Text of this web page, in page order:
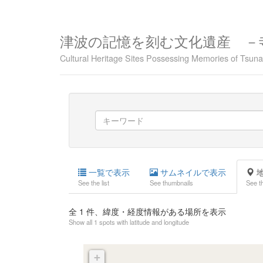
津波の記憶を刻む文化遺産 －
Cultural Heritage Sites Possessing Memories of
一覧で表示
See the list
サムネイルで表示
See thumbnails See
全 1 件、緯度・経度情報がある場所を表示
Show all 1 spots with latitude and longitude
+